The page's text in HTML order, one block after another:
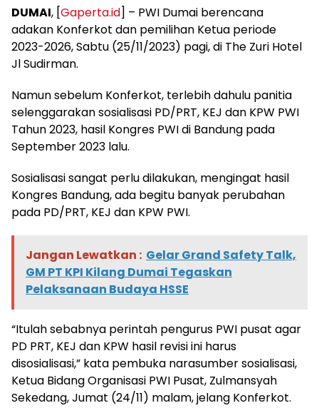
DUMAI, [Gaperta.id] – PWI Dumai berencana
adakan Konferkot dan pemilihan Ketua periode
2023-2026, Sabtu (25/11/2023) pagi, di The Zuri Hotel
Jl Sudirman.
Namun sebelum Konferkot, terlebih dahulu panitia
selenggarakan sosialisasi PD/PRT, KEJ dan KPW PWI
Tahun 2023, hasil Kongres PWI di Bandung pada
September 2023 lalu.
Sosialisasi sangat perlu dilakukan, mengingat hasil
Kongres Bandung, ada begitu banyak perubahan
pada PD/PRT, KEJ dan KPW PWI.
Jangan Lewatkan : Gelar Grand Safety Talk,
GM PT KPI Kilang Dumai Tegaskan
Pelaksanaan Budaya HSSE
“Itulah sebabnya perintah pengurus PWI pusat agar
PD PRT, KEJ dan KPW hasil revisi ini harus
disosialisasi,” kata pembuka narasumber sosialisasi,
Ketua Bidang Organisasi PWI Pusat, Zulmansyah
Sekedang, Jumat (24/11) malam, jelang Konferkot.